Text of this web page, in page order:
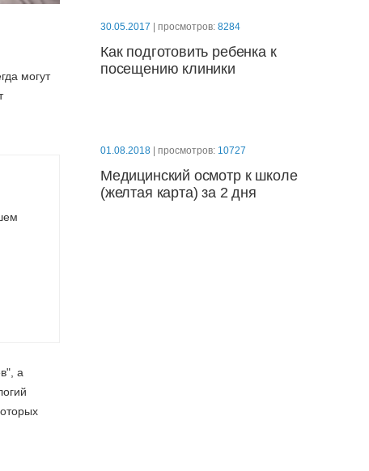
могут
а
30.05.2017 | просмотров: 8284
Как подготовить ребенка к
посещению клиники
01.08.2018 | просмотров: 10727
Медицинский осмотр к школе
(желтая карта) за 2 дня